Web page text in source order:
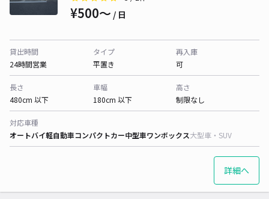
¥500〜 / 日
貸出時間
24時間営業
タイプ
平置き
再入庫
可
長さ
480cm 以下
車幅
180cm 以下
高さ
制限なし
対応車種
オートバイ軽自動車コンパクトカー中型車ワンボックス大型車・SUV
詳細へ